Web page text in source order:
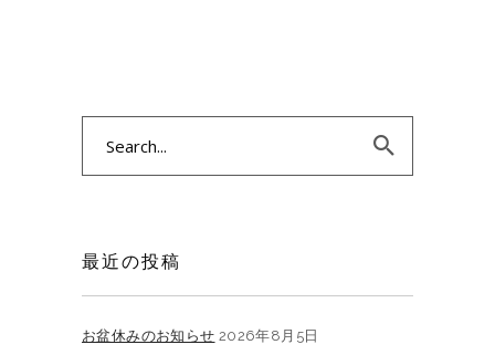
最近の投稿
お盆休みのお知らせ 2026年8月5日